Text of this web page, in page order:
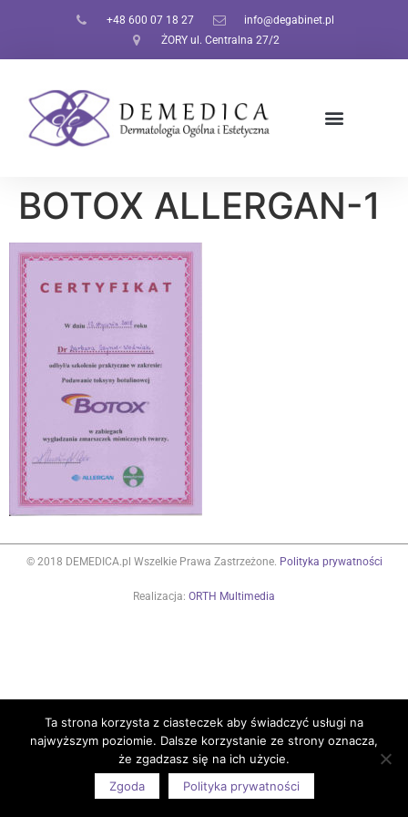
+48 600 07 18 27
info@degabinet.pl
ŻORY ul. Centralna 27/2
BOTOX ALLERGAN-1
© 2018 DEMEDICA.pl Wszelkie Prawa Zastrzeżone. Polityka prywatności
Realizacja: ORTH Multimedia
Ta strona korzysta z ciasteczek aby świadczyć usługi na
najwyższym poziomie. Dalsze korzystanie ze strony oznacza,
że zgadzasz się na ich użycie.
Zgoda
Polityka prywatności